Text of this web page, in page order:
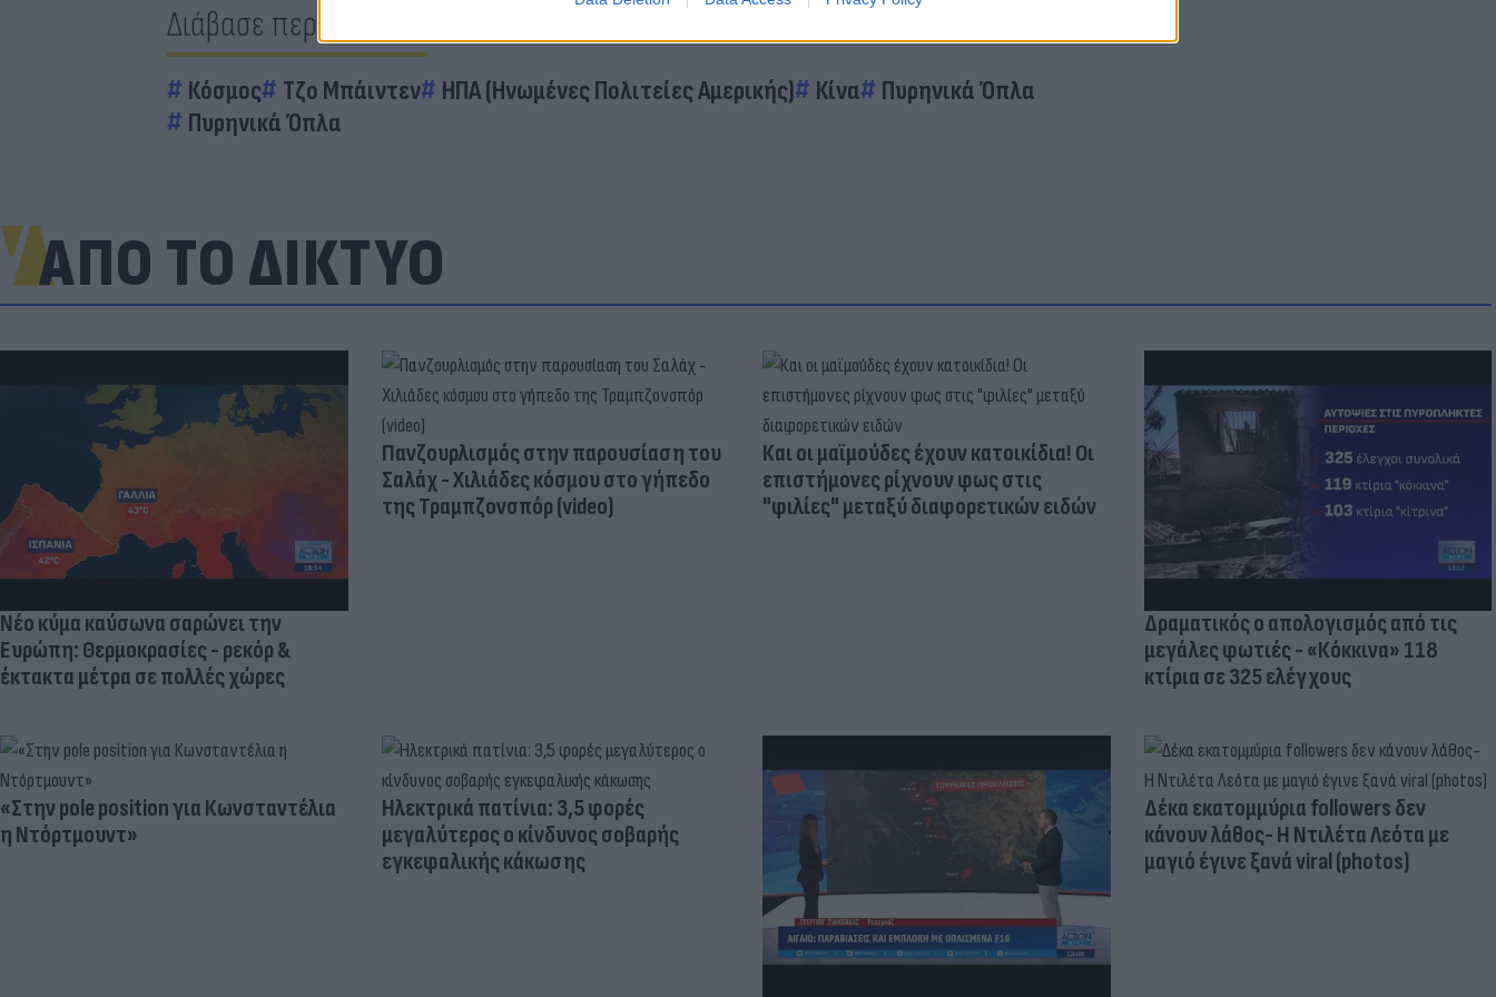
Διάβασε περισσότερα
Κόσμος Τζο Μπάιντεν ΗΠΑ (Ηνωμένες Πολιτείες Αμερικής) Κίνα
Πυρηνικά Όπλα
Πυρηνικά Όπλα
ΑΠΟ ΤΟ ΔΙΚΤΥΟ
Νέο κύμα καύσωνα σαρώνει την
Ευρώπη: Θερμοκρασίες - ρεκόρ &
έκτακτα μέτρα σε πολλές χώρες
Πανζουρλισμός στην παρουσίαση του
Σαλάχ - Χιλιάδες κόσμου στο γήπεδο
της Τραμπζονσπόρ (video)
Και οι μαϊμούδες έχουν κατοικίδια! Οι
επιστήμονες ρίχνουν φως στις
"φιλίες" μεταξύ διαφορετικών ειδών
Δραματικός ο απολογισμός από τις
μεγάλες φωτιές - «Κόκκινα» 118
κτίρια σε 325 ελέγχους
«Στην pole position για Κωνσταντέλια
η Ντόρτμουντ»
Ηλεκτρικά πατίνια: 3,5 φορές
μεγαλύτερος ο κίνδυνος σοβαρής
εγκεφαλικής κάκωσης
Δέκα εκατομμύρια followers δεν
κάνουν λάθος- Η Ντιλέτα Λεότα με
μαγιό έγινε ξανά viral (photos)